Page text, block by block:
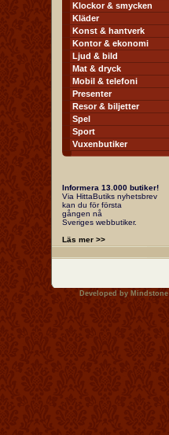
Klockor & smycken
Kläder
Konst & hantverk
Kontor & ekonomi
Ljud & bild
Mat & dryck
Mobil & telefoni
Presenter
Resor & biljetter
Spel
Sport
Vuxenbutiker
Informera 13.000 butiker!
Via HittaButiks nyhetsbrev
kan du för första
gången nå
Sveriges webbutiker.
Läs mer >>
Developed by Mindstone